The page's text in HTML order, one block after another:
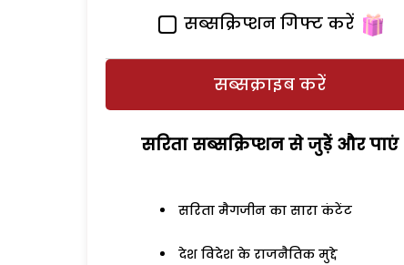
सब्सक्रिप्शन गिफ्ट करें
सब्सक्राइब करें
सरिता सब्सक्रिप्शन से जुड़ेें और पाएं
सरिता मैगजीन का सारा कंटेंट
देश विदेश के राजनैतिक मुद्दे